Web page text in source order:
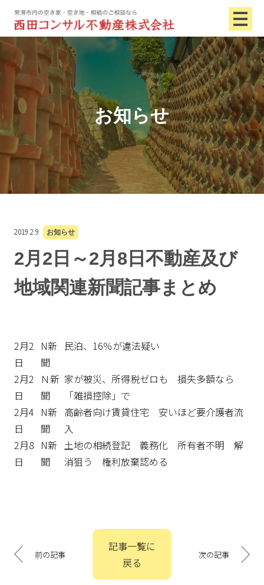
お知らせ
2019.2.9 お知らせ
2月2日～2月8日不動産及び
地域関連新聞記事まとめ
2月2
日
N新
聞
民泊、16％が違法疑い
2月2
日
Ｎ新
聞
家が被災、所得税ゼロも 損失多額なら
「雑損控除」で
2月4
日
N新
聞
高齢者向け賃貸住宅 安いほど要介護者流
入
2月8
日
N新
聞
土地の相続登記 義務化 所有者不明 解
消狙う 権利放棄認める
稿
ナ
前の記事
記事一覧に
戻る
次の記事